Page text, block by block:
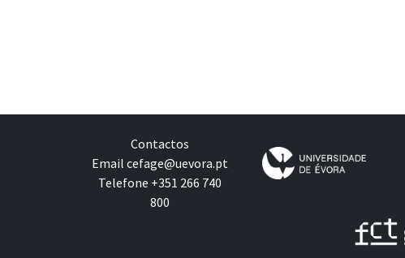
Contactos
Email cefage@uevora.pt
Telefone +351 266 740
800